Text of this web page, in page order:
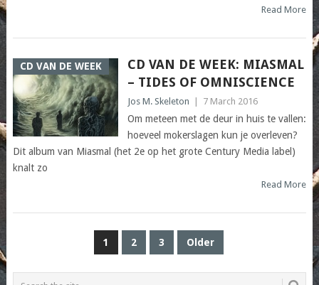
Read More
CD VAN DE WEEK
CD VAN DE WEEK: MIASMAL
– TIDES OF OMNISCIENCE
Jos M. Skeleton 7 March 2016
Om meteen met de deur in huis te vallen:
hoeveel mokerslagen kun je overleven?
Dit album van Miasmal (het 2e op het grote Century Media label)
knalt zo
Read More
1 2 3 Older